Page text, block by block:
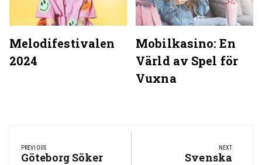
Melodifestivalen
2024
Mobilkasino: En
Värld av Spel för
Vuxna
navigation
PREVIOUS
Previous
Göteborg Söker
NEXT
Next
Svenska